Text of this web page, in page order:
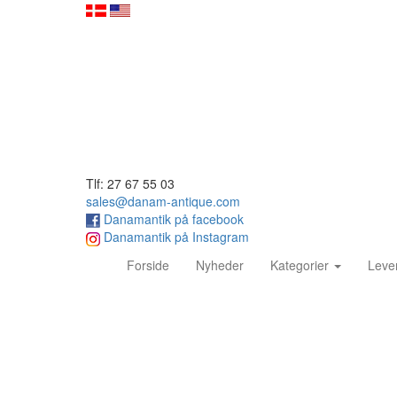
Tlf: 27 67 55 03
sales@danam-antique.com
Danamantik på facebook
Danamantik på Instagram
Forside (current)Nyheder Kategorier